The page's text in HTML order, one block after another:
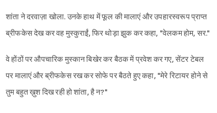
शांता ने दरवाज़ा खोला. उनके हाथ में फूल की मालाएं और उपहारस्वरूप प्राप्त
ब्रीफकेस देख कर वह मुस्कुराईं, फिर थोड़ा झुक कर कहा, "वेलकम होम, सर."
वे होंठों पर औपचारिक मुस्कान बिखेर कर बैठक में प्रवेश कर गए, सेंटर टेबल
पर मालाएं और ब्रीफकेस रख कर सोफे पर बैठते हुए कहा, "मेरे रिटायर होने से
तुम बहुत ख़ुश दिख रही हो शांता, है न?"